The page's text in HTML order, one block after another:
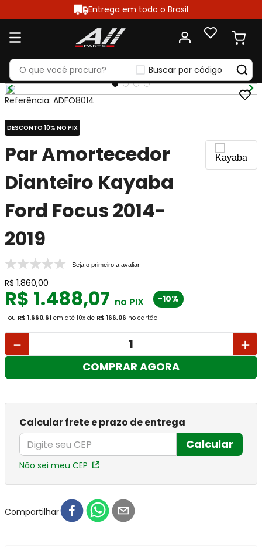
Entrega em todo o Brasil
Buscar por código
Referência: ADFO8014
DESCONTO 10% NO PIX
Par Amortecedor
Dianteiro Kayaba
Ford Focus 2014-
2019
Seja o primeiro a avaliar
R$ 1.860,00
R$ 1.488,07 no PIX -10%
ou R$ 1.660,61 em até 10x de R$ 166,06 no cartão
＋
－
COMPRAR AGORA
Calcular frete e prazo de entrega
Calcular
Não sei meu CEP
Compartilhar